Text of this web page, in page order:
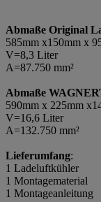
Abmaße Original
585mm x150mm x
V=8,3 Liter
A=87.750 mm²
Abmaße
590mm x 225mm
V=16,6 Liter
A=132.750 mm²
Lieferumfang:
1 Ladeluftkühler
1 Montagematerial
1 Montageanleitung